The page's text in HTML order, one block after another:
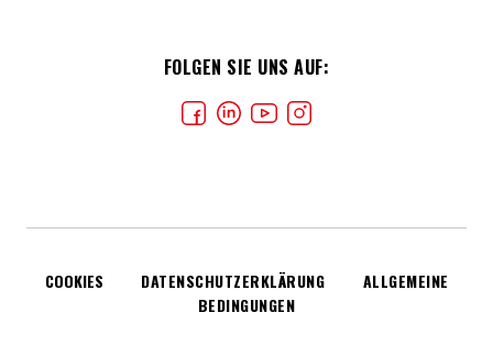
FOLGEN SIE UNS AUF:
COOKIES DATENSCHUTZERKLÄRUNG
ALLGEMEINE
BEDINGUNGEN